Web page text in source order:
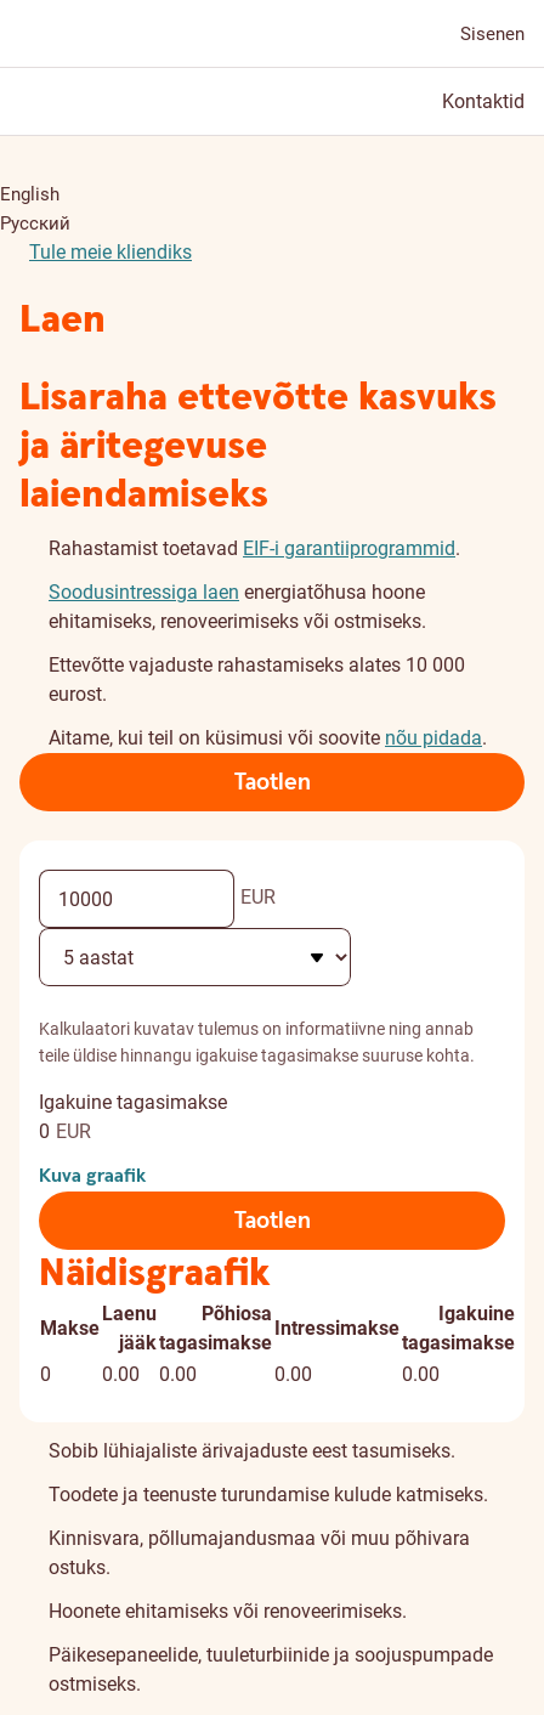
Sisenen
Kontaktid
English
Русский
Tule meie kliendiks
Laen
Lisaraha ettevõtte kasvuks
ja äritegevuse
laiendamiseks
Rahastamist toetavad EIF-i garantiiprogrammid.
Soodusintressiga laen energiatõhusa hoone
ehitamiseks, renoveerimiseks või ostmiseks.
Ettevõtte vajaduste rahastamiseks alates 10 000
eurost.
Aitame, kui teil on küsimusi või soovite nõu pidada.
Taotlen
EUR
Kalkulaatori kuvatav tulemus on informatiivne ning annab
teile üldise hinnangu igakuise tagasimakse suuruse kohta.
Igakuine tagasimakse
0 EUR
Kuva graafik
Taotlen
Näidisgraafik
Makse
Laenu
jääk
Põhiosa
tagasimakse
Intressimakse
Igakuine
tagasimakse
0
0.00 0.00 0.00 0.00
Sobib lühiajaliste ärivajaduste eest tasumiseks.
Toodete ja teenuste turundamise kulude katmiseks.
Kinnisvara, põllumajandusmaa või muu põhivara
ostuks.
Hoonete ehitamiseks või renoveerimiseks.
Päikesepaneelide, tuuleturbiinide ja soojuspumpade
ostmiseks.